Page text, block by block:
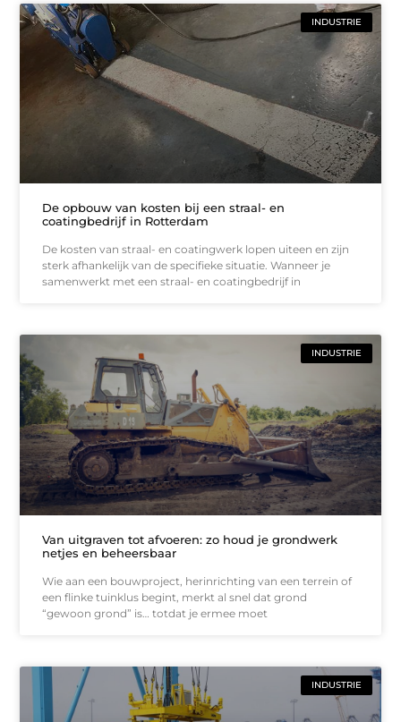
INDUSTRIE
De opbouw van kosten bij een straal- en
coatingbedrijf in Rotterdam
De kosten van straal- en coatingwerk lopen uiteen en zijn
sterk afhankelijk van de specifieke situatie. Wanneer je
samenwerkt met een straal- en coatingbedrijf in
INDUSTRIE
Van uitgraven tot afvoeren: zo houd je grondwerk
netjes en beheersbaar
Wie aan een bouwproject, herinrichting van een terrein of
een flinke tuinklus begint, merkt al snel dat grond
“gewoon grond” is… totdat je ermee moet
INDUSTRIE